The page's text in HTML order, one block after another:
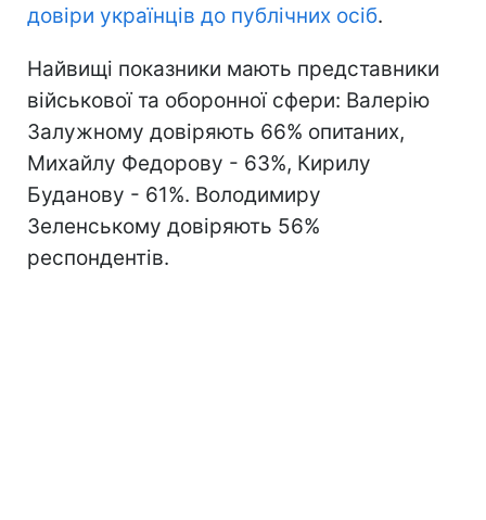
довіри українців до публічних осіб.
Найвищі показники мають представники
військової та оборонної сфери: Валерію
Залужному довіряють 66% опитаних,
Михайлу Федорову - 63%, Кирилу
Буданову - 61%. Володимиру
Зеленському довіряють 56%
респондентів.